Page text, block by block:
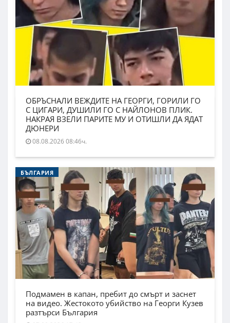
ОБРЪСНАЛИ ВЕЖДИТЕ НА ГЕОРГИ, ГОРИЛИ ГО
С ЦИГАРИ, ДУШИЛИ ГО С НАЙЛОНОВ ПЛИК.
НАКРАЯ ВЗЕЛИ ПАРИТЕ МУ И ОТИШЛИ ДА ЯДАТ
ДЮНЕРИ
08.08.2026 08:46ч.
БЪЛГАРИЯ
Подмамен в капан, пребит до смърт и заснет
на видео. Жестокото убийство на Георги Кузев
разтърси България